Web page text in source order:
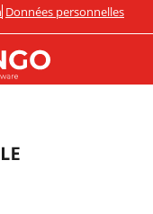
Données personnelles